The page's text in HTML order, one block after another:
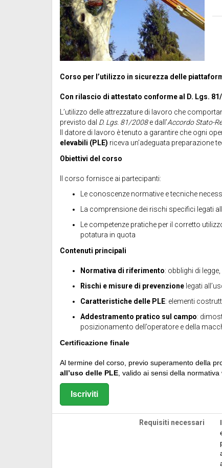
Corso per l’utilizzo in sicurezza delle
Con rilascio di attestato conforme al D. Lgs.
L’utilizzo delle attrezzature di lavoro che
previsto dal D. Lgs. 81/2008e dall’Accordo Stato-
Il datore di lavoro è tenuto a garantire che ogni
elevabili (PLE) riceva un’adeguata preparazione
Obiettivi del corso
Il corso fornisce ai partecipanti:
Le conoscenze normative e tecniche
La comprensione dei rischi specifici legati
Le competenze pratiche per il corretto
potatura in quota
Contenuti principali
Normativa di riferimento: obblighi di
Rischi e misure di prevenzione legati
Caratteristiche delle PLE: elementi
Addestramento pratico sul campo:
posizionamento dell’operatore e della
Certificazione finale
Al termine del corso, previo superamento della
all’uso delle PLE , valido ai sensi della normativa
Iscriviti
Requisiti necessari